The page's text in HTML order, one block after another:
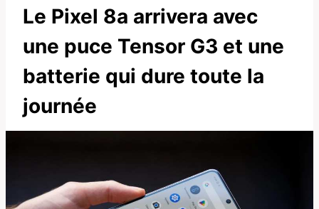
Le Pixel 8a arrivera avec
une puce Tensor G3 et une
batterie qui dure toute la
journée